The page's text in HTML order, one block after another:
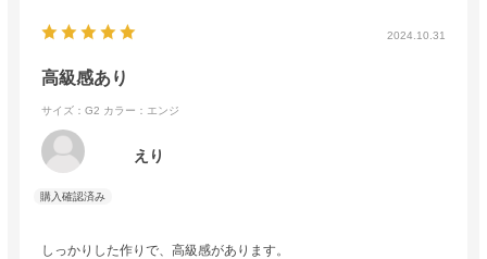
2024.10.31
高級感あり
サイズ：G2 カラー：エンジ
えり
しっかりした作りで、高級感があります。